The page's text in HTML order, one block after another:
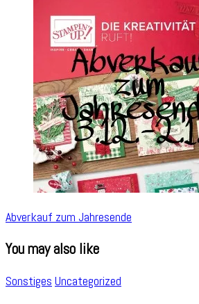
Abverkauf zum Jahresende
You may also like
Sonstiges Uncategorized